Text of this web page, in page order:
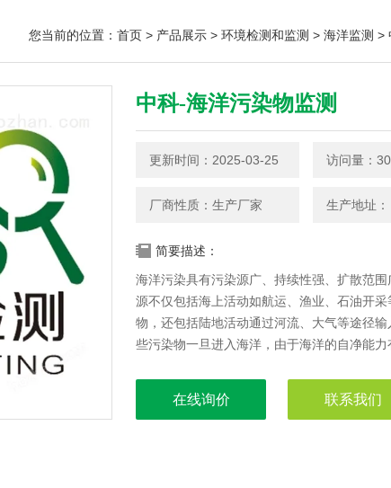
您当前的位置： 首页 > 产品展示 > 环境检测和监测 > 海洋监测 >
中科-海洋污染物监测
更新时间：2025-03-25 访问量：
厂商性质：生产厂家 生产地址：
简要描述：
海洋污染具有污染源广、持续性强、扩散范围
源不仅包括海上活动如航运、渔业、石油开
物，还包括陆地活动通过河流、大气等途径
些污染物一旦进入海洋，由于海洋的自净能力
在线询价 联系我们